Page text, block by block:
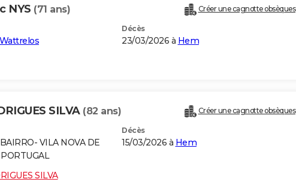
NYS (71 ans) Créer une cagnotte obsèques
Wattrelos
Décès
23/03/2026 à Hem
SILVA (82 ans) Créer une cagnotte obsèques
VILA NOVA DE
Décès
15/03/2026 à Hem
SILVA